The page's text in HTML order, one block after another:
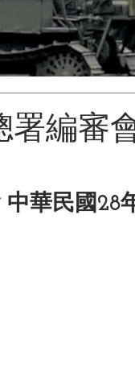
署編審
華民國28